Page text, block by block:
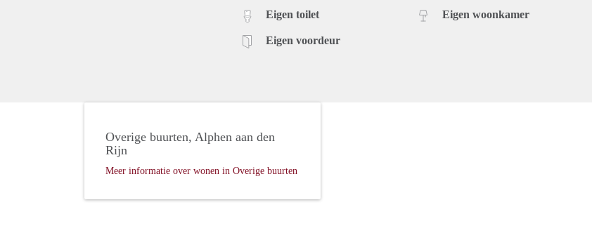
Eigen toilet
Eigen voordeur
Eigen woonkamer
Overige buurten, Alphen aan den
Rijn
Meer informatie over wonen in Overige buurten